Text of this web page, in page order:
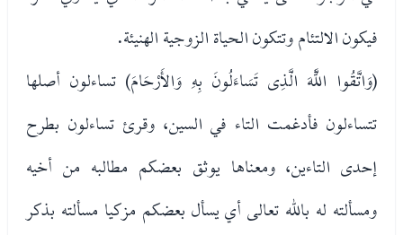
فيكون الالتئام وتتكون الحياة الزوجية الهنيئة.
(وَاتَّقُوا اللَّهَ الَّذِى تَسَاءَلُونَ بِهِ وَالأَرْحَامَ) تساءلون أصلها
تتساءلون فأدغمت التاء في السين، وقرئ تساءلون بطرح
إحدى التاءين، ومعناها يوثق بعضكم مطالبه من أخيه
ومسألته له بالله تعالى أي يسأل بعضكم مزكيا مسألته بذكر